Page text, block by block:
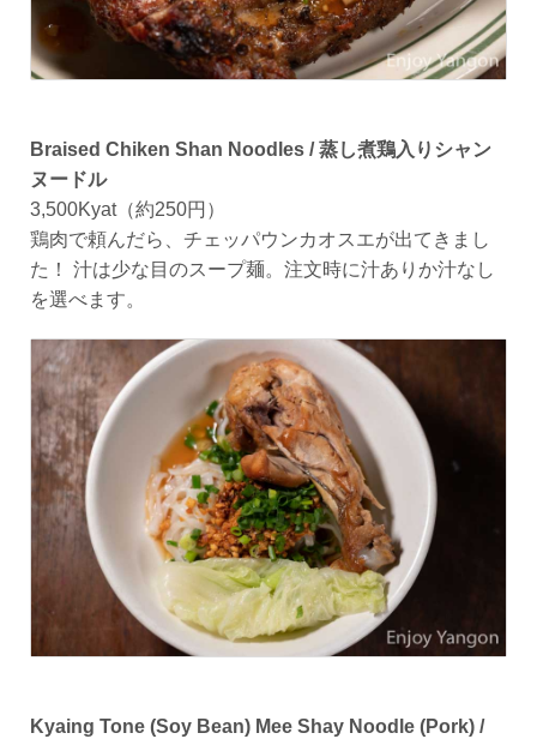
Braised Chiken Shan Noodles / 蒸し煮鶏入りシャン
ヌードル
3,500Kyat（約250円）
鶏肉で頼んだら、チェッパウンカオスエが出てきまし
た！ 汁は少な目のスープ麺。注文時に汁ありか汁なし
を選べます。
Kyaing Tone (Soy Bean) Mee Shay Noodle (Pork) /